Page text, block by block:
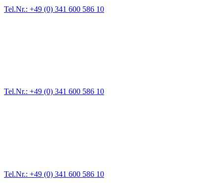
Tel.Nr.: +49 (0) 341 600 586 10
Tel.Nr.: +49 (0) 341 600 586 10
Tel.Nr.: +49 (0) 341 600 586 10